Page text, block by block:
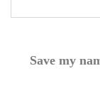
Save my